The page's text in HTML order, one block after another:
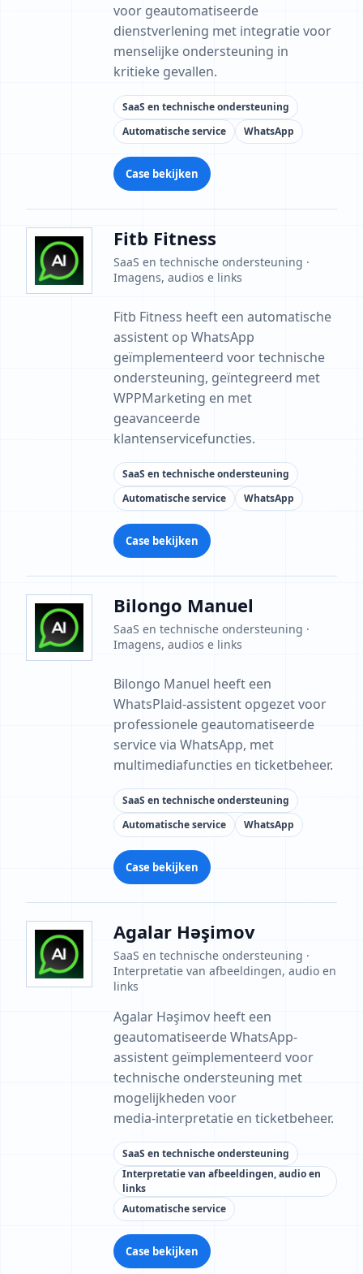
voor geautomatiseerde
dienstverlening met integratie voor
menselijke ondersteuning in
kritieke gevallen.
SaaS en technische ondersteuning
Automatische service
WhatsApp
Case bekijken
Fitb Fitness
SaaS en technische ondersteuning ·
Imagens, audios e links
Fitb Fitness heeft een automatische
assistent op WhatsApp
geïmplementeerd voor technische
ondersteuning, geïntegreerd met
WPPMarketing en met
geavanceerde
klantenservicefuncties.
SaaS en technische ondersteuning
Automatische service
WhatsApp
Case bekijken
Bilongo Manuel
SaaS en technische ondersteuning ·
Imagens, audios e links
Bilongo Manuel heeft een
WhatsPlaid-assistent opgezet voor
professionele geautomatiseerde
service via WhatsApp, met
multimediafuncties en ticketbeheer.
SaaS en technische ondersteuning
Automatische service
WhatsApp
Case bekijken
Agalar Həşimov
SaaS en technische ondersteuning ·
Interpretatie van afbeeldingen, audio en
links
Agalar Həşimov heeft een
geautomatiseerde WhatsApp-
assistent geïmplementeerd voor
technische ondersteuning met
mogelijkheden voor
media‑interpretatie en ticketbeheer.
SaaS en technische ondersteuning
Interpretatie van afbeeldingen, audio en
links
Automatische service
Case bekijken